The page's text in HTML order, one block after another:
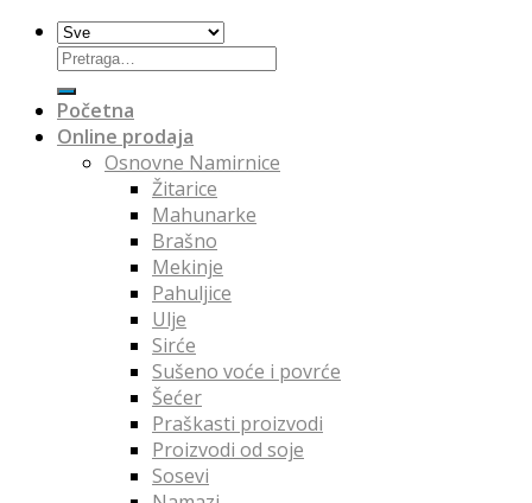
Početna
Online prodaja
Osnovne Namirnice
Žitarice
Mahunarke
Brašno
Mekinje
Pahuljice
Ulje
Sirće
Sušeno voće i povrće
Šećer
Praškasti proizvodi
Proizvodi od soje
Sosevi